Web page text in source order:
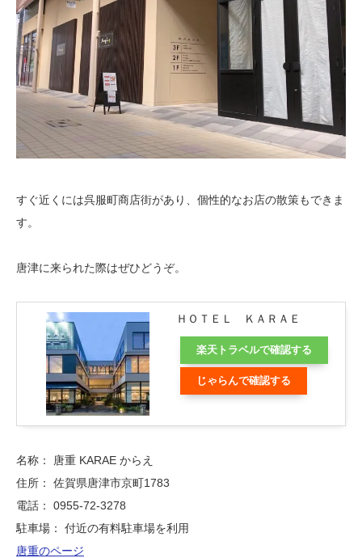
すぐ近くには呉服町商店街があり、個性的なお店の散策もできま
す。
唐津に来られた際はぜひどうぞ。
ＨＯＴＥＬ ＫＡＲＡＥ
楽天トラベルで確認する
じゃらんで確認する
名称： 唐重 KARAE からえ
住所： 佐賀県唐津市京町1783
電話： 0955-72-3278
駐車場： 付近の有料駐車場を利用
唐重のページ